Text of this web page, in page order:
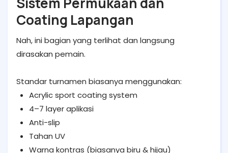
Coating Lapangan
Nah, ini bagian yang terlihat dan langsung
dirasakan pemain.
Standar turnamen biasanya menggunakan:
Acrylic sport coating system
4–7 layer aplikasi
Anti-slip
Tahan UV
Warna kontras (biasanya biru & hijau)